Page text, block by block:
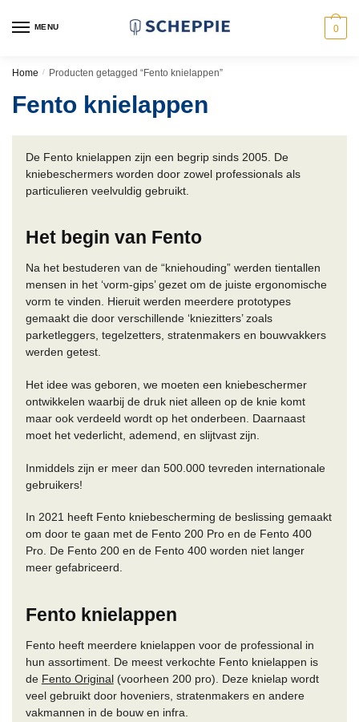
MENU 0
Home / Producten getagged “Fento knielappen”
Fento knielappen
De Fento knielappen zijn een begrip sinds 2005. De
kniebeschermers worden door zowel professionals als
particulieren veelvuldig gebruikt.
Het begin van Fento
Na het bestuderen van de “kniehouding” werden tientallen
mensen in het ‘vorm-gips’ gezet om de juiste ergonomische
vorm te vinden. Hieruit werden meerdere prototypes
gemaakt die door verschillende ‘kniezitters’ zoals
parketleggers, tegelzetters, stratenmakers en bouwvakkers
werden getest.
Het idee was geboren, we moeten een kniebeschermer
ontwikkelen waarbij de druk niet alleen op de knie komt
maar ook verdeeld wordt op het onderbeen. Daarnaast
moet het vederlicht, ademend, en slijtvast zijn.
Inmiddels zijn er meer dan 500.000 tevreden internationale
gebruikers!
In 2021 heeft Fento kniebescherming de beslissing gemaakt
om door te gaan met de Fento 200 Pro en de Fento 400
Pro. De Fento 200 en de Fento 400 worden niet langer
meer gefabriceerd.
Fento knielappen
Fento heeft meerdere knielappen voor de professional in
hun assortiment. De meest verkochte Fento knielappen is
de Fento Original(voorheen 200 pro). Deze knielap wordt
veel gebruikt door hoveniers, stratenmakers en andere
vakmannen in de bouw en infra.